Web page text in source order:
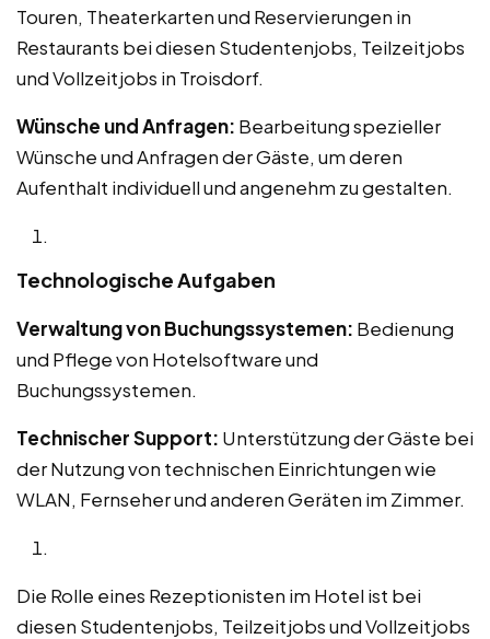
Touren, Theaterkarten und Reservierungen in
Restaurants bei diesen Studentenjobs, Teilzeitjobs
und Vollzeitjobs in Troisdorf.
Wünsche und Anfragen: Bearbeitung spezieller
Wünsche und Anfragen der Gäste, um deren
Aufenthalt individuell und angenehm zu gestalten.
Technologische Aufgaben
Verwaltung von Buchungssystemen: Bedienung
und Pflege von Hotelsoftware und
Buchungssystemen.
Technischer Support: Unterstützung der Gäste bei
der Nutzung von technischen Einrichtungen wie
WLAN, Fernseher und anderen Geräten im Zimmer.
Die Rolle eines Rezeptionisten im Hotel ist bei
diesen Studentenjobs, Teilzeitjobs und Vollzeitjobs